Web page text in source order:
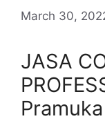
March 30,
JASA
Pramuka